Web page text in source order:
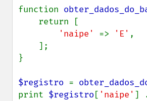
function
'naipe' => 'E' ,
}
$registro =
print $registro [ 'naipe' ]